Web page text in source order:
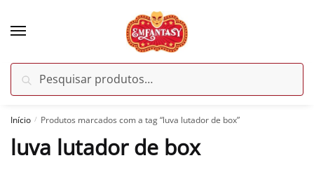
por:
Pesquisar
Início / Produtos marcados com a tag “luva lutador de box”
luva lutador de box